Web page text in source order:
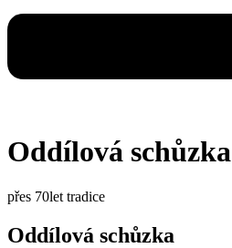
Oddílová schůzka
přes 70let tradice
Oddílová schůzka